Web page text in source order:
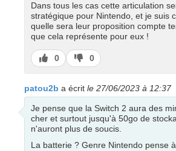
Dans tous les cas cette articulation
stratégique pour Nintendo, et je suis
quelle sera leur proposition compte
que cela représente pour eux !
J’aime
0
J’aime
pas
0
patou2b a écrit le 27/06/2023 à 12:37
Je pense que la Switch 2 aura des
cher et surtout jusqu'à 50go de
n'auront plus de soucis.
La batterie ? Genre Nintendo pense